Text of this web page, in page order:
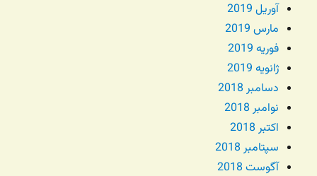
آوریل 2019
مارس 2019
فوریه 2019
ژانویه 2019
دسامبر 2018
نوامبر 2018
اکتبر 2018
سپتامبر 2018
آگوست 2018